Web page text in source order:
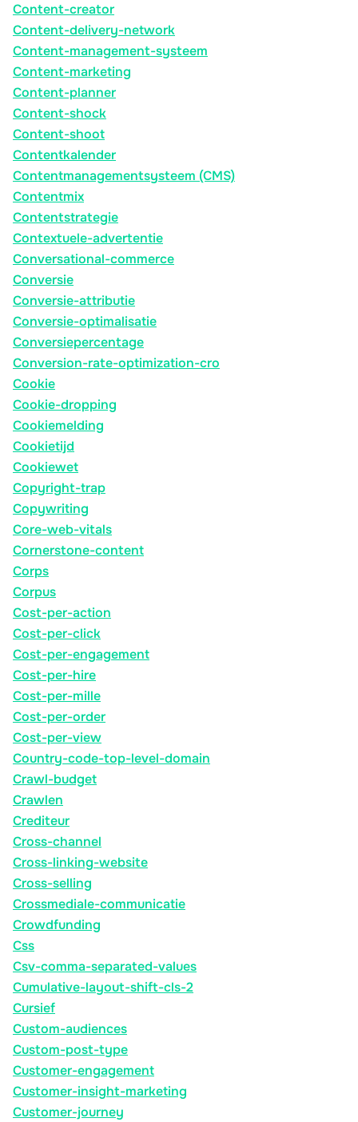
Content-creator
Content-delivery-network
Content-management-systeem
Content-marketing
Content-planner
Content-shock
Content-shoot
Contentkalender
Contentmanagementsysteem (CMS)
Contentmix
Contentstrategie
Contextuele-advertentie
Conversational-commerce
Conversie
Conversie-attributie
Conversie-optimalisatie
Conversiepercentage
Conversion-rate-optimization-cro
Cookie
Cookie-dropping
Cookiemelding
Cookietijd
Cookiewet
Copyright-trap
Copywriting
Core-web-vitals
Cornerstone-content
Corps
Corpus
Cost-per-action
Cost-per-click
Cost-per-engagement
Cost-per-hire
Cost-per-mille
Cost-per-order
Cost-per-view
Country-code-top-level-domain
Crawl-budget
Crawlen
Crediteur
Cross-channel
Cross-linking-website
Cross-selling
Crossmediale-communicatie
Crowdfunding
Css
Csv-comma-separated-values
Cumulative-layout-shift-cls-2
Cursief
Custom-audiences
Custom-post-type
Customer-engagement
Customer-insight-marketing
Customer-journey